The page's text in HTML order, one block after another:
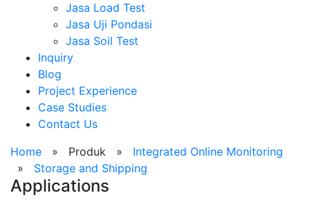
Jasa Load Test
Jasa Uji Pondasi
Jasa Soil Test
Inquiry
Blog
Project Experience
Case Studies
Contact Us
Home » Produk » Integrated Online Monitoring
» Storage and Shipping
Applications